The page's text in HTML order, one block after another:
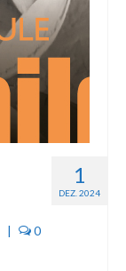
1
DEZ. 2024
| 0